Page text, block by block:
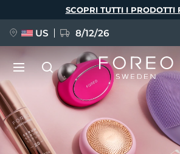
SCOPRI TUTTI I PRODOTTI
US 8/12/26
NUOVO
BREAKING NEWS
Lingua